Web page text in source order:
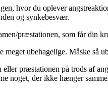
hvor du oplever
og synkebesvær.
præstationen, som får din
meget ubehagelige. Måske
præstationen på trods af
noget, der ikke hænger